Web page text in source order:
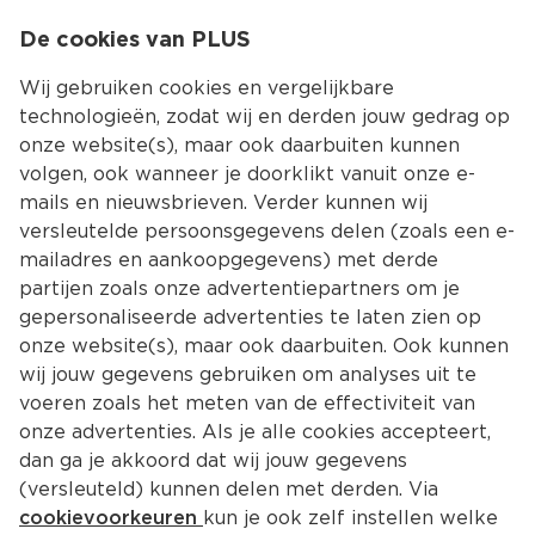
Kies jouw
Terug Producten
De cookies van PLUS
Wij gebruiken cookies en vergelijkbare
technologieën, zodat wij en derden jouw gedrag op
onze website(s), maar ook daarbuiten kunnen
volgen, ook wanneer je doorklikt vanuit onze e-
mails en nieuwsbrieven. Verder kunnen wij
versleutelde persoonsgegevens delen (zoals een e-
mailadres en aankoopgegevens) met derde
partijen zoals onze advertentiepartners om je
gepersonaliseerde advertenties te laten zien op
onze website(s), maar ook daarbuiten. Ook kunnen
wij jouw gegevens gebruiken om analyses uit te
voeren zoals het meten van de effectiviteit van
onze advertenties. Als je alle cookies accepteert,
dan ga je akkoord dat wij jouw gegevens
(versleuteld) kunnen delen met derden. Via
cookievoorkeuren kun je ook zelf instellen welke